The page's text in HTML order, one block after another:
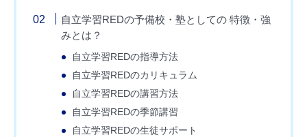
自立学習REDの予備校・塾としての 特徴・強
みとは？
自立学習REDの指導方法
自立学習REDのカリキュラム
自立学習REDの講習方法
自立学習REDの季節講習
自立学習REDの生徒サポート